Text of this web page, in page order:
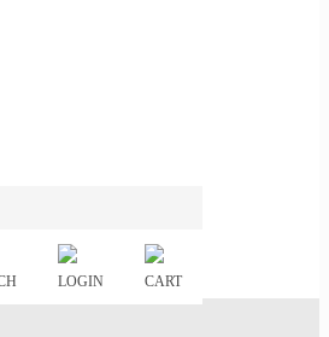
LOGIN CART